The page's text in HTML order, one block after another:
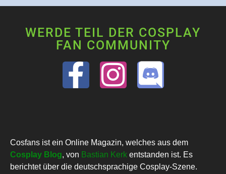
WERDE TEIL DER COSPLAY
FAN COMMUNITY
Cosfans ist ein Online Magazin, welches aus dem
Cosplay Blog, von Bastian Kerk entstanden ist. Es
berichtet über die deutschsprachige Cosplay-Szene.